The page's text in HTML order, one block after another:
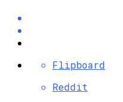
Flipboard
Reddit